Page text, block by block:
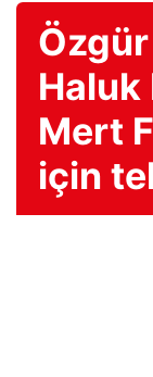
Özgür
Haluk
Mert
için